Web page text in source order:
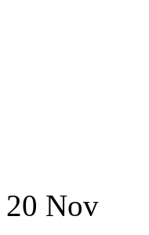
20 Nov